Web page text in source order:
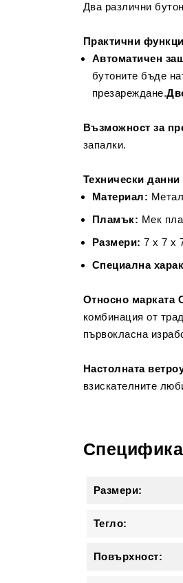
Два различни
Практични
Автоматичен
бутоните бъде
презареждане.
Възможност за
запалки.
Технически данни
Материал:
Пламък: Мек
Размери: 7 x 7 x
Специална
Относно марката
комбинация от
първокласна
Настолната
взискателните
Размери:
Тегло:
Повърхност: